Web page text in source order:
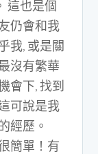
這也是個
仍會和我
我, 或是關
沒有繁華
會下, 找到
可說是我
經歷。
簡單！有